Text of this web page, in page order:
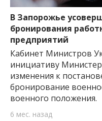
В Запорожье
бронирования
предприятий
Кабинет Министров
инициативу
изменения к
бронирование
военного положения.
6 мес. назад